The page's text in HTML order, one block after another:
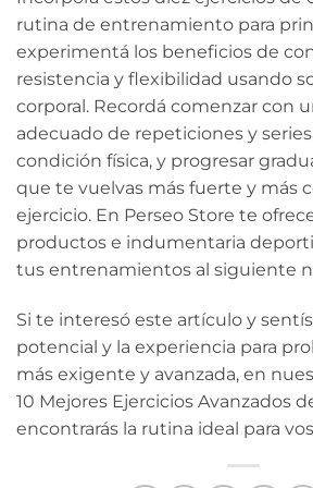
rutina de entrenamiento para
experimentá los beneficios de
resistencia y flexibilidad usando
corporal. Recordá comenzar con
adecuado de repeticiones y
condición física, y progresar
que te vuelvas más fuerte y más
ejercicio. En Perseo Store te
productos e indumentaria
tus entrenamientos al siguiente
Si te interesó este artículo y
potencial y la experiencia para
más exigente y avanzada, en
10 Mejores Ejercicios Avanzados
encontrarás la rutina ideal para